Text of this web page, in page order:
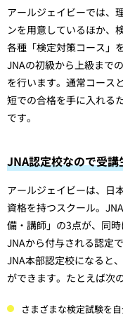
アールジェイビーでは、
ンを用意しているほか、
各種「検定対策コース」
JNAの初級から上級まで
を行います。通常コース
短での合格を手に入れる
です。
JNA認定校なので受
アールジェイビーは、日
資格を持つスクール。
備・講師」の3点が、同
JNAから付与される認定で
JNA本部認定校になると
ができます。たとえば次
さまざまな検定試験を